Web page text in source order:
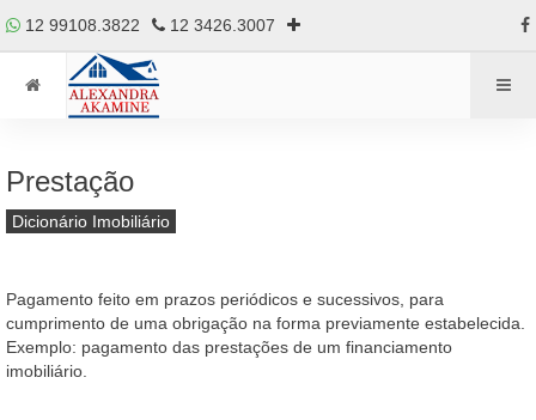
12 99108.3822 12 3426.3007
Prestação
Dicionário Imobiliário
Pagamento feito em prazos periódicos e sucessivos, para
cumprimento de uma obrigação na forma previamente estabelecida.
Exemplo: pagamento das prestações de um financiamento
imobiliário.